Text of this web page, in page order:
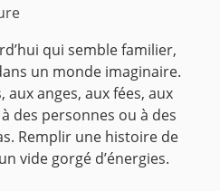
qui semble familier,
un monde imaginaire.
anges, aux fées, aux
des personnes ou à des
Remplir une histoire de
vide gorgé d’énergies.